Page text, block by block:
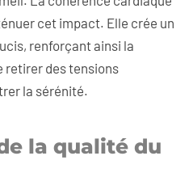
cet impact. Elle crée un
renforçant ainsi la
retirer des tensions
la sérénité.
la qualité du